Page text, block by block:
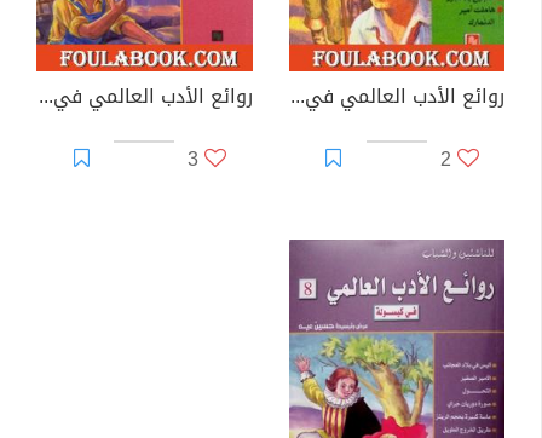
روائع الأدب العالمي في كبسولة جـ 3
2
روائع الأدب العالمي في كبسولة جـ 5
3